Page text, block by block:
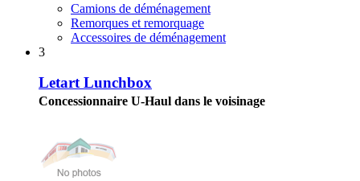
Camions de déménagement
Remorques et remorquage
Accessoires de déménagement
3
Letart Lunchbox
Concessionnaire U-Haul dans le voisinage